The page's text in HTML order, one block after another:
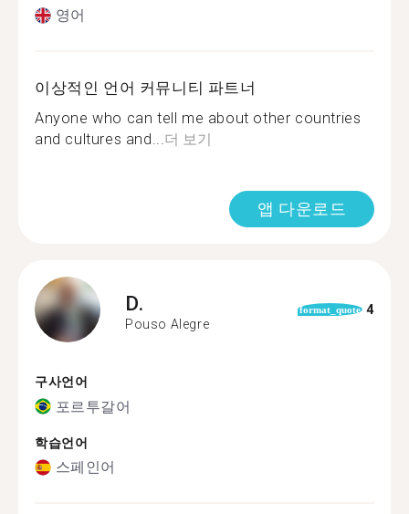
영어
이상적인 언어 커뮤니티 파트너
Anyone who can tell me about other countries
and cultures and...더 보기
앱 다운로드
D.
Pouso Alegre
format_quote 4
구사언어
포르투갈어
학습언어
스페인어